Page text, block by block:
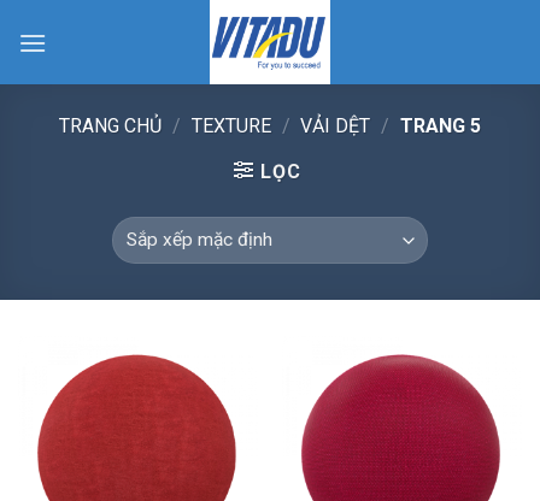
TRANG CHỦ / TEXTURE / VẢI DỆT / TRANG 5
LỌC